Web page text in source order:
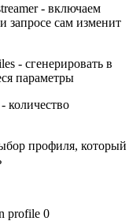
- включаем
запросе сам изменит
- сгенерировать в
параметры
количество
профиля, который
profile 0